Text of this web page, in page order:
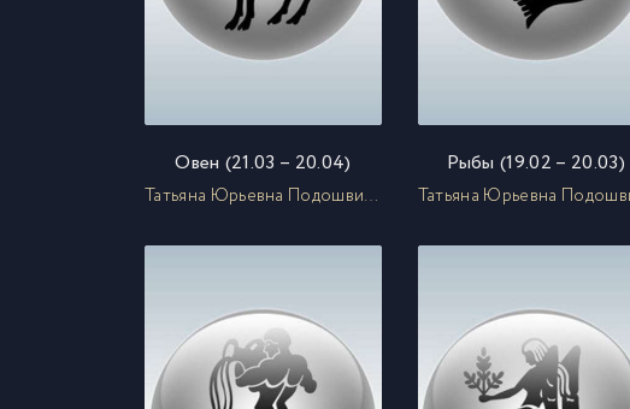
Овен (21.03 – 20.04)
Татьяна Юрьевна Подошвина
Рыбы (19.02 – 20.03)